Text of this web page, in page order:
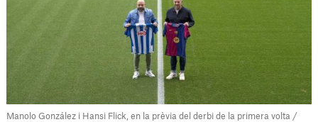
Manolo González i Hansi Flick, en la prèvia del derbi de la primera volta /